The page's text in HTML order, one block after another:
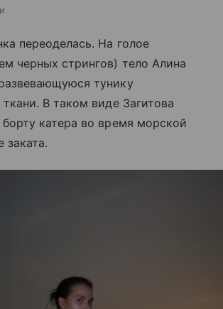
переоделась. На голое
черных стрингов) тело Алина
тунику
В таком виде Загитова
борту катера во время морской
заката.